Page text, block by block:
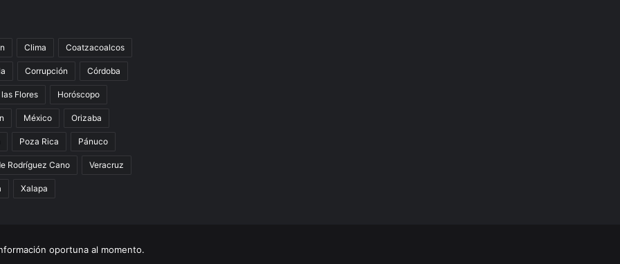
Clima Coatzacoalcos
Corrupción Córdoba
Flores Horóscopo
México Orizaba
Poza Rica Pánuco
Rodríguez Cano Veracruz
Xalapa
oportuna al momento.